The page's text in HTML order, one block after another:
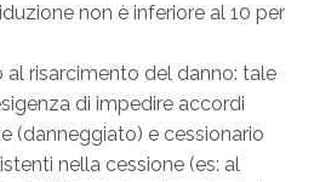
non è inferiore al 10 per
risarcimento del danno: tale
di impedire accordi
(danneggiato) e cessionario
nella cessione (es: al